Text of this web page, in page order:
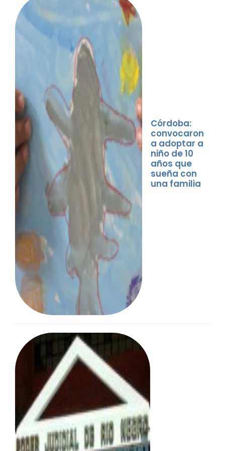
Córdoba:
convocaron
a adoptar a
niño de 10
años que
sueña con
una familia